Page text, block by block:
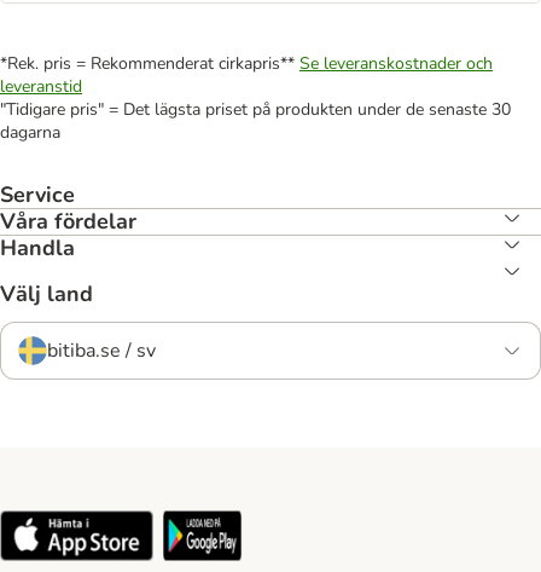
*Rek. pris = Rekommenderat cirkapris** Se leveranskostnader och
leveranstid
"Tidigare pris" = Det lägsta priset på produkten under de senaste 30
dagarna
Service
Våra fördelar
Handla
Välj land
bitiba.se / sv